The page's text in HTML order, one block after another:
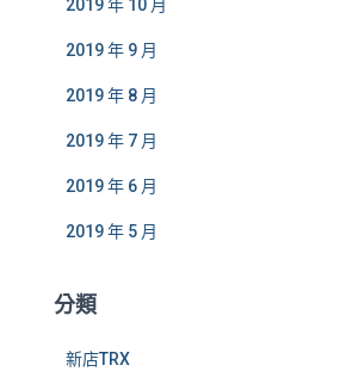
2019 年 10 月
2019 年 9 月
2019 年 8 月
2019 年 7 月
2019 年 6 月
2019 年 5 月
分類
新店TRX